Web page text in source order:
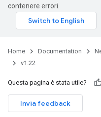
contenere errori.
Home Documentation
v1.22
Questa pagina è stata utile?
Invia feedback